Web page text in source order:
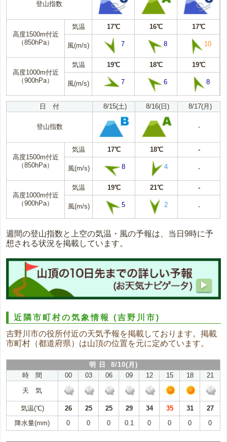
登山指数
高度1500m付近
（850hPa）
気温 17℃ 16℃ 17℃
風(m/s) 7 8 10
高度1000m付近
（900hPa）
気温 19℃ 18℃ 19℃
風(m/s) 7 6 8
日 付 8/15(土) 8/16(日) 8/17(月)
登山指数 -
高度1500m付近
（850hPa）
気温 17℃ 18℃ -
風(m/s) 8 4 -
高度1000m付近
（900hPa）
気温 19℃ 21℃ -
風(m/s) 5 2 -
週間の登山指数と上空の気温・風の予報は、当日9時に予
想される状況を掲載しています。
近隣市町村の気象情報(吉野川市)
吉野川市の役所付近の天気予報を掲載しております。掲載
市町村（都道府県）は山頂の位置を元に定めています。
明 日 8/10(月)
時 間
00 03 06 09 12 15 18
21
天 気
気温(℃) 26 25 25 29 34 35 31
27
降水量(mm)
0 0 0 0.1 0 0 0 0